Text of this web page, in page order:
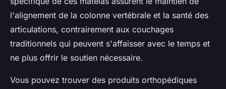
l'alignement de la colonne vertébrale et la santé des
articulations, contrairement aux couchages
traditionnels qui peuvent s'affaisser avec le temps et
ne plus offrir le soutien nécessaire.
Vous pouvez trouver des produits orthopédiques